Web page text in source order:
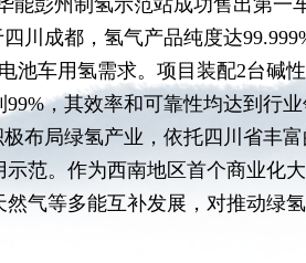
能彭州制氢示范站成功售出第一
川成都，氢气产品纯度达
池车用氢需求。项目装配2台碱
，其效率和可靠性均达到行业
布局绿氢产业，依托四川省丰
示范。作为西南地区首个商业化
气等多能互补发展，对推动绿